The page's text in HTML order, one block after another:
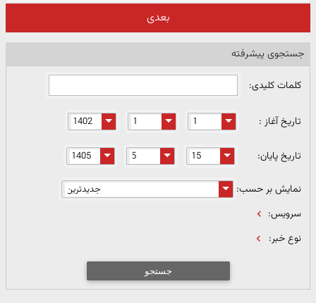
بعدی
جستجوی پیشرفته
کلمات کلیدی:
تاریخ آغاز :
تاریخ پایان:
نمایش بر حسب:
سرویس:
نوع خبر:
جستجو